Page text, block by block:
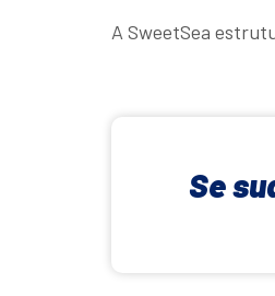
A SweetSea
Se